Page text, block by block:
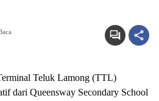
Teluk Lamong (TTL)
dari Queensway Secondary School